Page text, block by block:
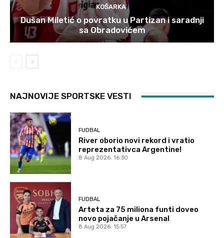
KOŠARKA
Dušan Miletić o povratku u Partizan i saradnji
sa Obradovićem
NAJNOVIJE SPORTSKE VESTI
FUDBAL
River oborio novi rekord i vratio
reprezentativca Argentine!
8 Aug 2026. 16:30
FUDBAL
Arteta za 75 miliona funti doveo
novo pojačanje u Arsenal
8 Aug 2026. 15:57